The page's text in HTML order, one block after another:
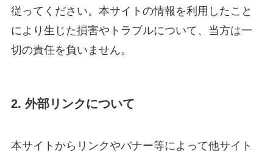
従ってください。本サイトの情報を利用したこと
により生じた損害やトラブルについて、当方は一
切の責任を負いません。
2. 外部リンクについて
本サイトからリンクやバナー等によって他サイト